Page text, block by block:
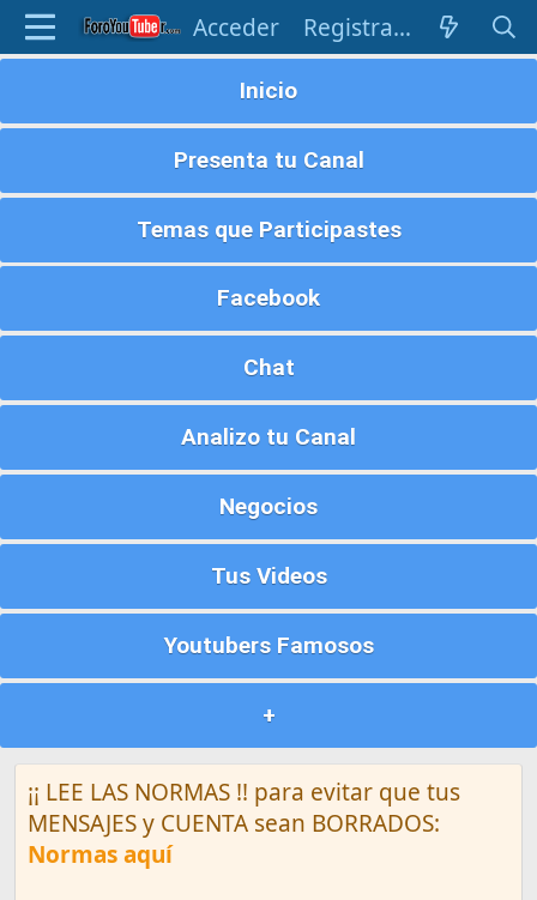
Acceder Registrarse
Inicio
Presenta tu Canal
Temas que Participastes
Facebook
Chat
Analizo tu Canal
Negocios
Tus Videos
Youtubers Famosos
+
¡¡ LEE LAS NORMAS !! para evitar que tus
MENSAJES y CUENTA sean BORRADOS:
Normas aquí